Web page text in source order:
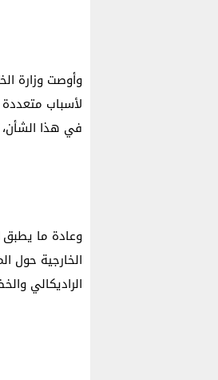
وأوصت وزارة
لأسباب
في هذا
وعادة ما يطبق
الخارجية حول
الراديكالي